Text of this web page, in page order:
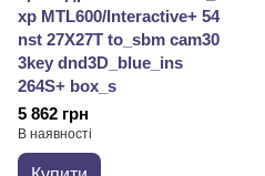
xp MTL600/Interactive+ 54
nst 27X27T to_sbm cam30
3key dnd3D_blue_ins
264S+ box_s
5 862 грн
В наявності